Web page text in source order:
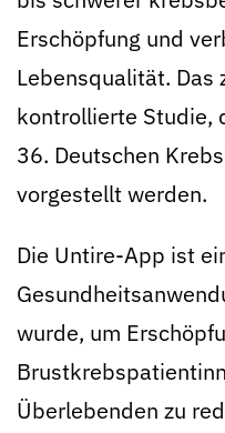
Erschöpfung und
Lebensqualität.
kon­trollierte Studie,
36. Deutschen
vorgestellt werden.
Die Untire-App ist
wurde, um
Überlebenden zu